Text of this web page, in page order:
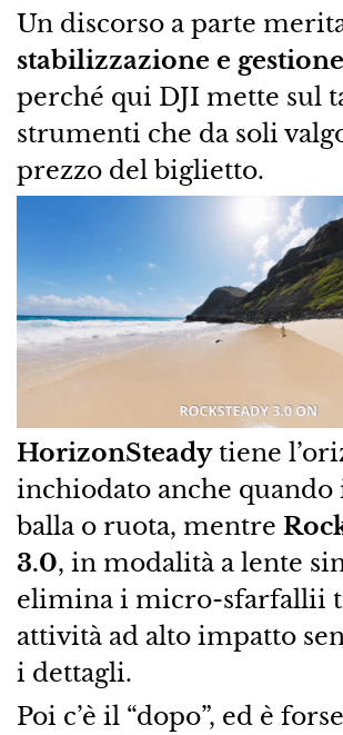
Un discorso a parte
stabilizzazione e
perché qui DJI mette sul
strumenti che da soli
prezzo del biglietto.
HorizonSteadytiene
inchiodato anche
balla o ruota, mentre
3.0, in modalità a lente
elimina i micro-sfarfallii
attività ad alto impatto
i dettagli.
Poi c’è il “dopo”, ed è